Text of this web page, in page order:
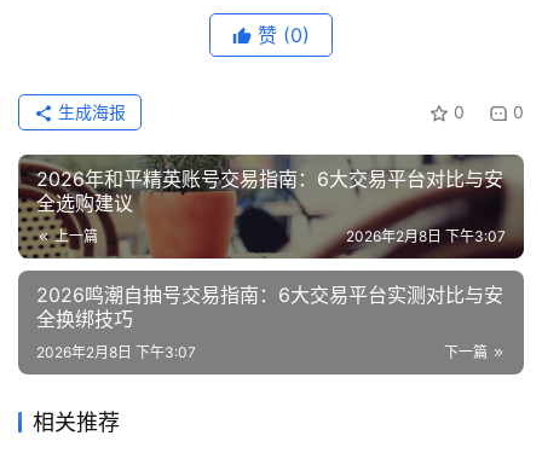
赞 (0)
0 0
生成海报
2026年和平精英账号交易指南：6大交易平台对比与安
全选购建议
上一篇 2026年2月8日 下午3:07
2026鸣潮自抽号交易指南：6大交易平台实测对比与安
全换绑技巧
下一篇
2026年2月8日 下午3:07
相关推荐